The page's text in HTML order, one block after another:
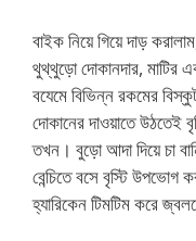
বাইক নিয়ে গিয়ে দাড়
থুথ্থুড়ো দোকানদার, মাটির
বযেমে বিভিন্ন রকমের
দোকানের দাওয়াতে
তখন। বুড়ো আদা দিয়ে চা
বেন্চিতে বসে বৃস্টি উপভোগ
হ্যারিকেন টিমটিম করে